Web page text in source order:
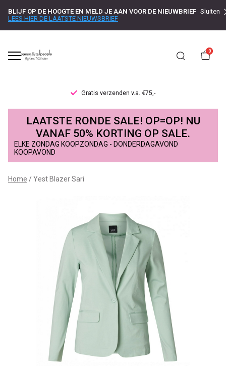
BLIJF OP DE HOOGTE EN MELD JE AAN VOOR DE NIEUWBRIEF
LEES HIER DE LAATSTE NIEUWSBRIEF
Sluiten
0
Gratis verzenden v.a. €75,-
Yest
Blazer
Sari
LAATSTE RONDE SALE! OP=OP! NU
VANAF 50% KORTING OP SALE.
ELKE ZONDAG KOOPZONDAG - DONDERDAGAVOND
KOOPAVOND
Home Yest Blazer Sari